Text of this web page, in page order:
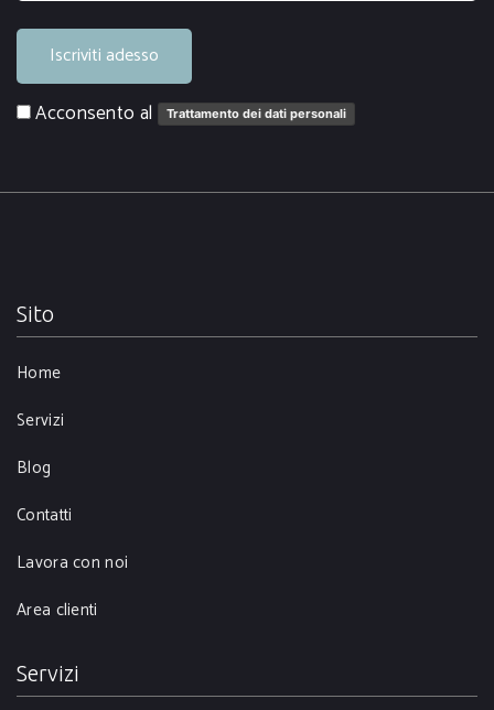
Iscriviti adesso
Acconsento al Trattamento dei dati personali
Sito
Home
Servizi
Blog
Contatti
Lavora con noi
Area clienti
Servizi